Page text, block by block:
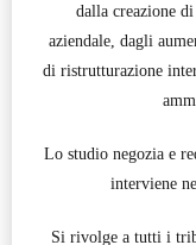
dalla creazione
aziendale, dagli
di ristrutturazione
Lo studio negozia e
interviene
Si rivolge a tutti i